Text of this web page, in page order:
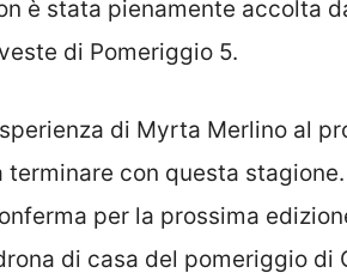
è stata pienamente accolta
di Pomeriggio 5.
di Myrta Merlino al
terminare con questa
per la prossima
di casa del pomeriggio di